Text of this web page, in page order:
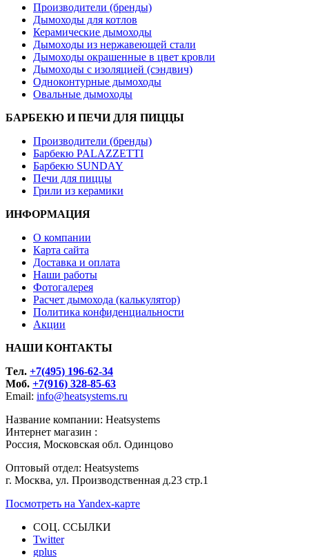
Производители (бренды)
Дымоходы для котлов
Керамические дымоходы
Дымоходы из нержавеющей стали
Дымоходы окрашенные в цвет кровли
Дымоходы с изоляцией (сэндвич)
Одноконтурные дымоходы
Овальные дымоходы
БАРБЕКЮ И ПЕЧИ ДЛЯ ПИЦЦЫ
Производители (бренды)
Барбекю PALAZZETTI
Барбекю SUNDAY
Печи для пиццы
Грили из керамики
ИНФОРМАЦИЯ
О компании
Карта сайта
Доставка и оплата
Наши работы
Фотогалерея
Расчет дымохода (калькулятор)
Политика конфиденциальности
Акции
НАШИ КОНТАКТЫ
Tел. +7(495) 196-62-34
Моб. +7(916) 328-85-63
Email: info@heatsystems.ru
Название компании: Heatsystems
Интернет магазин :
Россия, Московская обл. Одинцово
Оптовый отдел: Heatsystems
г. Москва, ул. Производственная д.23 стр.1
Посмотреть на Yandex-карте
СОЦ. ССЫЛКИ
Twitter
gplus